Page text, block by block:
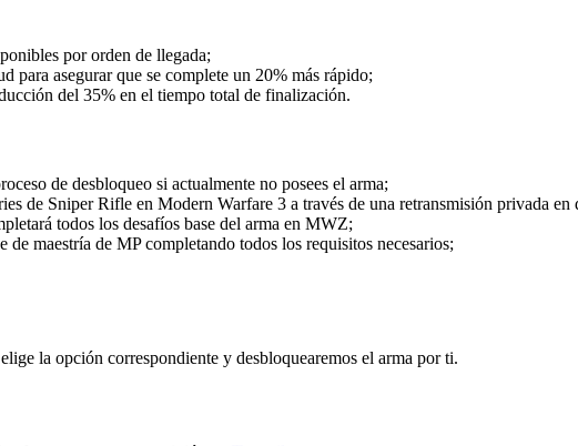
por orden de llegada;
asegurar que se complete un 20% más rápido;
del 35% en el tiempo total de finalización.
de desbloqueo si actualmente no posees el arma;
de Sniper Rifle en Modern Warfare 3 a través de una retransmisión privada en
todos los desafíos base del arma en MWZ;
maestría de MP completando todos los requisitos necesarios;
la opción correspondiente y desbloquearemos el arma por ti.